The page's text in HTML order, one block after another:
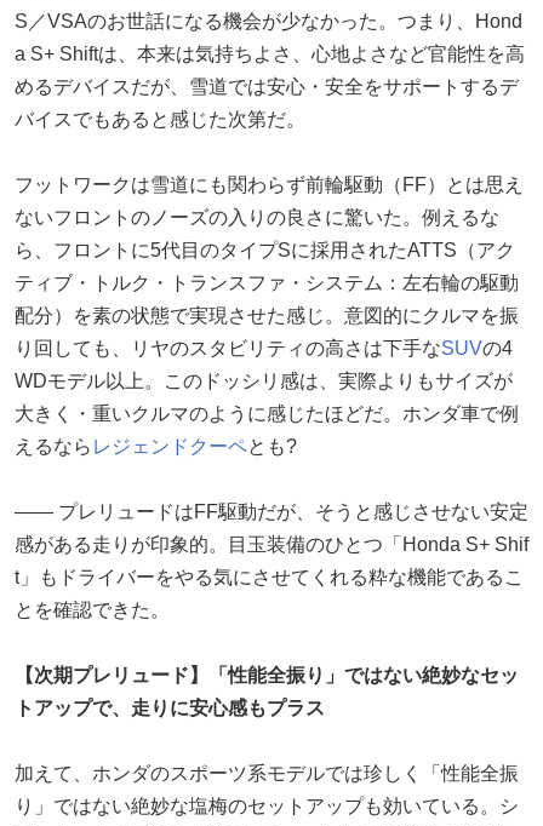
S／VSAのお世話になる機会が少なかった。つまり、Hond
a S+ Shiftは、本来は気持ちよさ、心地よさなど官能性を高
めるデバイスだが、雪道では安心・安全をサポートするデ
バイスでもあると感じた次第だ。
フットワークは雪道にも関わらず前輪駆動（FF）とは思え
ないフロントのノーズの入りの良さに驚いた。例えるな
ら、フロントに5代目のタイプSに採用されたATTS（アク
ティブ・トルク・トランスファ・システム：左右輪の駆動
配分）を素の状態で実現させた感じ。意図的にクルマを振
り回しても、リヤのスタビリティの高さは下手なSUVの4
WDモデル以上。このドッシリ感は、実際よりもサイズが
大きく・重いクルマのように感じたほどだ。ホンダ車で例
えるなら レジェンドクーペとも?
―― プレリュードはFF駆動だが、そうと感じさせない安定
感がある走りが印象的。目玉装備のひとつ「Honda S+ Shif
t」もドライバーをやる気にさせてくれる粋な機能であるこ
とを確認できた。
【次期プレリュード】「性能全振り」ではない絶妙なセッ
トアップで、走りに安心感もプラス
加えて、ホンダのスポーツ系モデルでは珍しく「性能全振
り」ではない絶妙な塩梅のセットアップも効いている。シ